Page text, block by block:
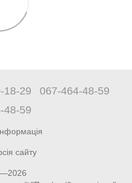
18-29
067-464-48-59
48-59
сайту